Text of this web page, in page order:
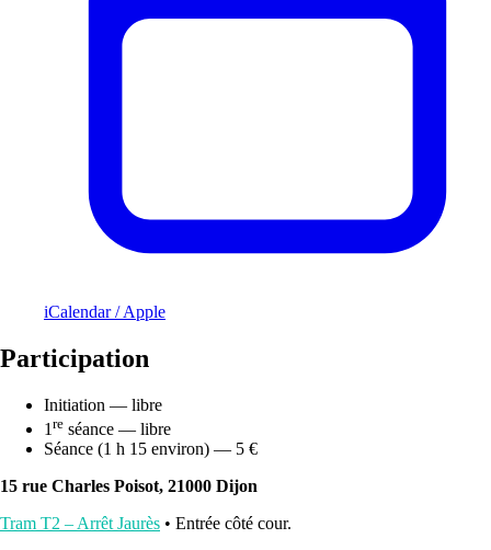
iCalendar / Apple
Participation
Initiation — libre
1 re séance — libre
Séance (1 h 15 environ) — 5 €
15 rue Charles Poisot, 21000 Dijon
Tram T2 – Arrêt Jaurès • Entrée côté cour.